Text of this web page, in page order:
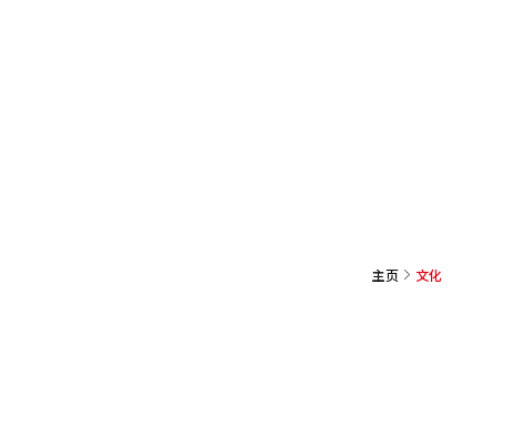
主页 文化